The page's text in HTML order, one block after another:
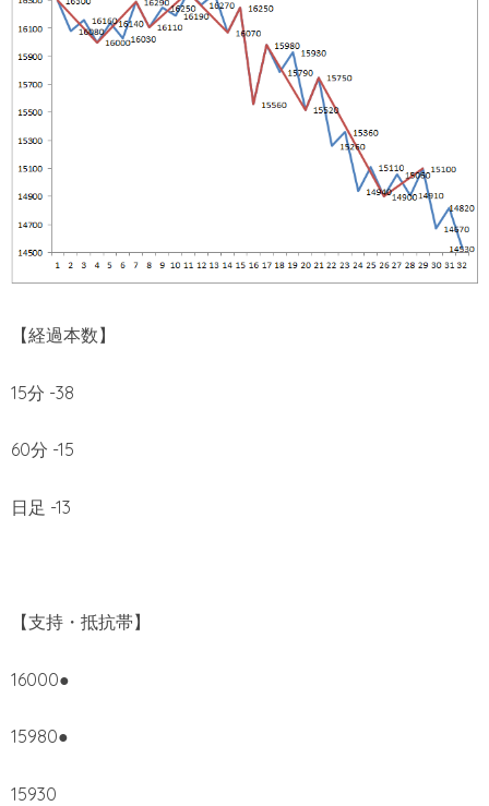
【経過本数】
15分 -38
60分 -15
日足 -13
【支持・抵抗帯】
16000●
15980●
15930